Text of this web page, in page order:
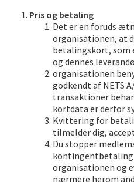
Pris og betaling
Det er en foruds
organisationen, at
betalingskort, som
og dennes
organisationen
godkendt af NETS
transaktioner
kortdata er derfor
Kvittering for
tilmelder dig,
Du stopper
kontingentbetaling
organisationen og
nærmere herom